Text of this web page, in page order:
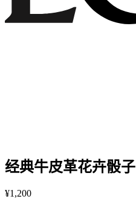
经典牛皮革花卉骰子
¥1,200